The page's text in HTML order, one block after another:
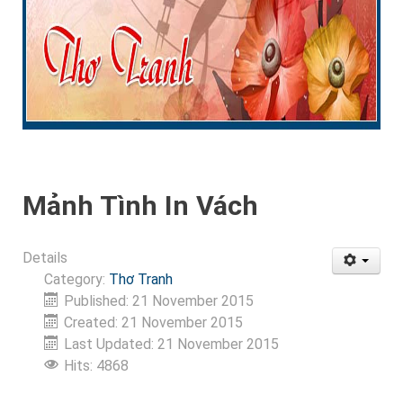
Mảnh Tình In Vách
Details
Category: Thơ Tranh
Published: 21 November 2015
Created: 21 November 2015
Last Updated: 21 November 2015
Hits: 4868